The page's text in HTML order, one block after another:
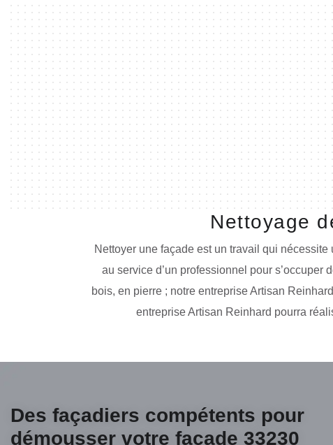
Nettoyage
Nettoyer une façade est un travail qui nécessite
au service d’un professionnel pour
bois, en pierre ; notre entreprise Artisan
entreprise Artisan Reinhard pourra
Des façadiers compétents pour
démousser votre façade 33230